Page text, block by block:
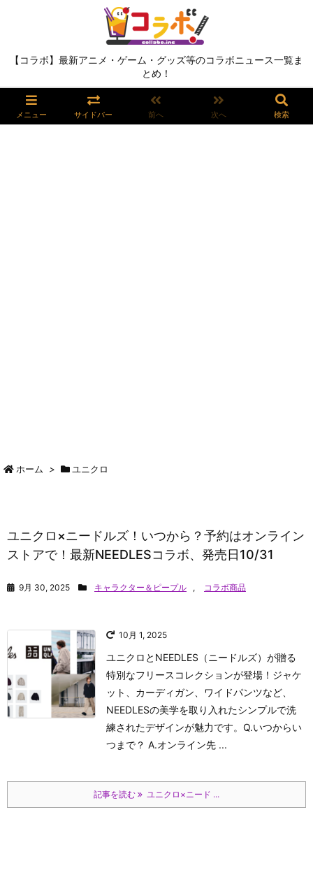
【コラボ】最新アニメ・ゲーム・グッズ等のコラボニュース一覧ま
とめ！
メニュー サイドバー 前へ 次へ 検索
ホーム > ユニクロ
ユニクロ×ニードルズ！いつから？予約はオンライン
ストアで！最新NEEDLESコラボ、発売日10/31
9月 30, 2025 キャラクター＆ピープル , コラボ商品
10月 1, 2025
ユニクロとNEEDLES（ニードルズ）が贈る
特別なフリースコレクションが登場！ジャケ
ット、カーディガン、ワイドパンツなど、
NEEDLESの美学を取り入れたシンプルで洗
練されたデザインが魅力です。Q.いつからい
つまで？ A.オンライン先 ...
記事を読む ユニクロ×ニード ...